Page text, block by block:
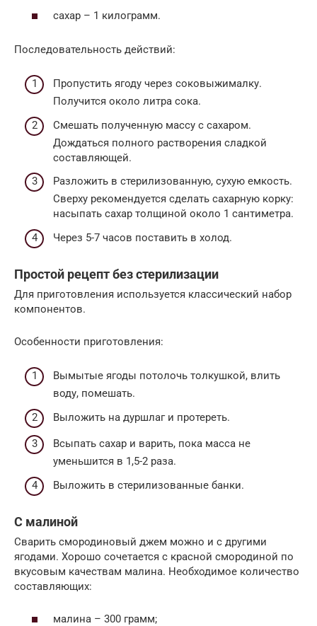
сахар – 1 килограмм.
Последовательность действий:
Пропустить ягоду через соковыжималку.
Получится около литра сока.
Смешать полученную массу с сахаром.
Дождаться полного растворения сладкой
составляющей.
Разложить в стерилизованную, сухую емкость.
Сверху рекомендуется сделать сахарную корку:
насыпать сахар толщиной около 1 сантиметра.
Через 5-7 часов поставить в холод.
Простой рецепт без стерилизации
Для приготовления используется классический набор
компонентов.
Особенности приготовления:
Вымытые ягоды потолочь толкушкой, влить
воду, помешать.
Выложить на дуршлаг и протереть.
Всыпать сахар и варить, пока масса не
уменьшится в 1,5-2 раза.
Выложить в стерилизованные банки.
С малиной
Сварить смородиновый джем можно и с другими
ягодами. Хорошо сочетается с красной смородиной по
вкусовым качествам малина. Необходимое количество
составляющих:
малина – 300 грамм;